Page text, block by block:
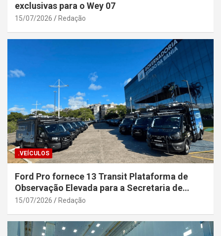
exclusivas para o Wey 07
15/07/2026 Redação
.VEÍCULOS
Ford Pro fornece 13 Transit Plataforma de
Observação Elevada para a Secretaria de
Segurança Pública da Bahia
15/07/2026 Redação